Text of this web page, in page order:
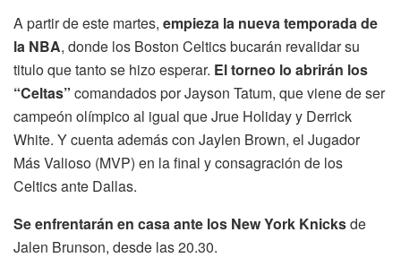
A partir de este martes, empieza la nueva temporada de
la NBA, donde los Boston Celtics bucarán revalidar su
titulo que tanto se hizo esperar. El torneo lo abrirán los
“Celtas” comandados por Jayson Tatum, que viene de ser
campeón olímpico al igual que Jrue Holiday y Derrick
White. Y cuenta además con Jaylen Brown, el Jugador
Más Valioso (MVP) en la final y consagración de los
Celtics ante Dallas.
Se enfrentarán en casa ante los New York Knicksde
Jalen Brunson, desde las 20.30.